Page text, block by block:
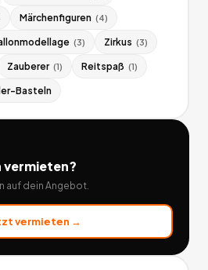
Märchenfiguren (4)
(3) Zirkus (3)
Zauberer (1) Reitspaß (1)
Basteln
vermieten?
auf dein Angebot.
vermieten →